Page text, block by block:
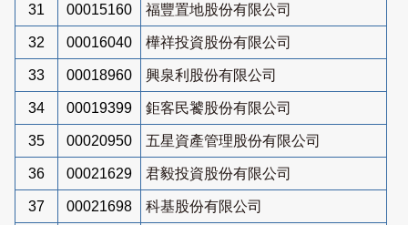
31 00015160 福豐置地股份有限公司
32 00016040 樺祥投資股份有限公司
33 00018960 興泉利股份有限公司
34 00019399 鉅客民饕股份有限公司
35 00020950 五星資產管理股份有限公司
36 00021629 君毅投資股份有限公司
37 00021698 科基股份有限公司